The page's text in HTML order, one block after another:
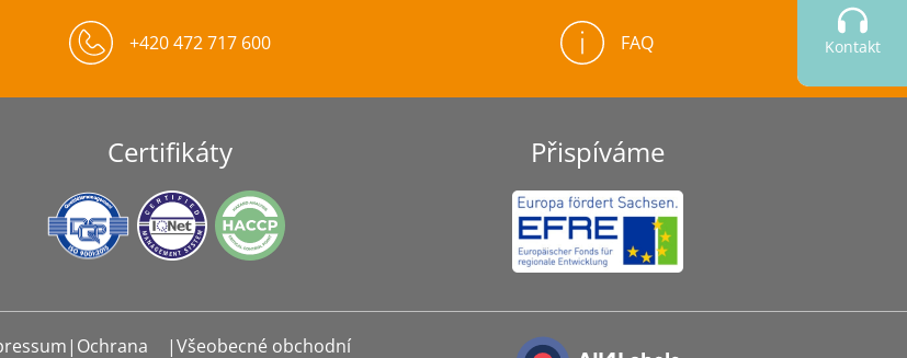
Kontakt
+420 472 717 600 FAQ
Certifikáty Přispíváme
| Ochrana |Všeobecné obchodní